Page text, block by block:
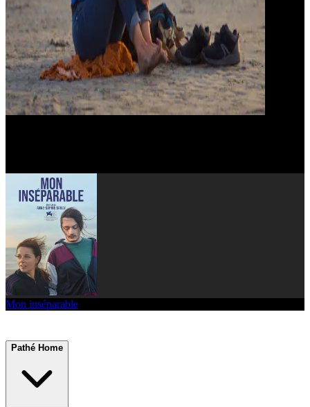
Mon inséparable
Pathé Home